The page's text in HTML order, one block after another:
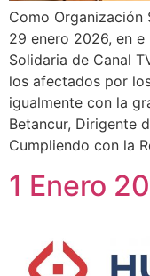
Como Organización
29 enero 2026, en e
Solidaria de Canal
los afectados por
igualmente con la
Betancur, Dirigente
Cumpliendo con la
1 Enero